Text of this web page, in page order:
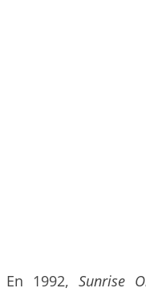
En 1992,Sunrise